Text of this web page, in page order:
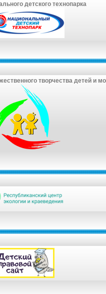
детского технопарка
творчества детей и